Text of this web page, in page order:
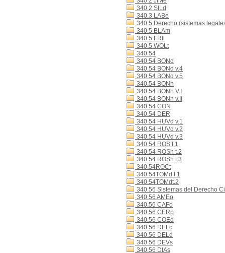
340.2 SILd
340.3 LABe
340.5 Derecho (sistemas
340.5 BLAm
340.5 FRIi
340.5 WOLt
340.54
340.54 BONd
340.54 BONd v.4
340.54 BONd v.5
340.54 BONh
340.54 BONh V.I
340.54 BONh v.II
340.54 CON
340.54 DER
340.54 HUVd v.1
340.54 HUVd v.2
340.54 HUVd v.3
340.54 ROS t.1
340.54 ROSh t.2
340.54 ROSh t.3
340.54ROCt
340.54TOMd t.1
340.54TOMdt.2
340.56 Sistemas del Derecho
340.56 AMEo
340.56 CAFo
340.56 CERp
340.56 COEd
340.56 DELc
340.56 DELd
340.56 DEVs
340.56 DIAs